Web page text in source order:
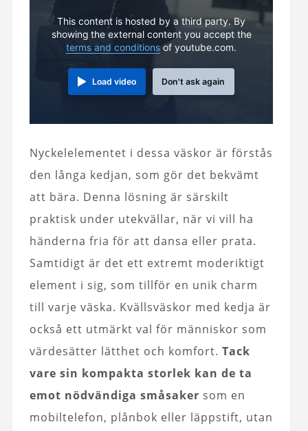
This content is hosted by a third party. By
showing the external content you accept the
terms and conditionsof youtube.com.
Load video Don't ask again
Nyckelelementet i dessa väskor är förstås
den långa kedjan, som gör det bekvämt
att bära. Denna lösning är särskilt
praktisk under utekvällar, när vi vill ha
händerna fria för att dansa eller prata.
Samtidigt är det ett extremt moderiktigt
element i sig, som tillför en unik charm
till varje väska. Kvällsväskor med kedja är
också ett utmärkt val för människor som
värdesätter lätthet och komfort. Tack
vare sin kompakta storlek kan de ta
emot nödvändiga småsaker som en
mobiltelefon, plånbok eller läppstift, utan